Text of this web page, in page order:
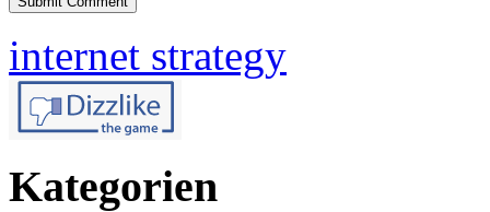
internet strategy
Kategorien